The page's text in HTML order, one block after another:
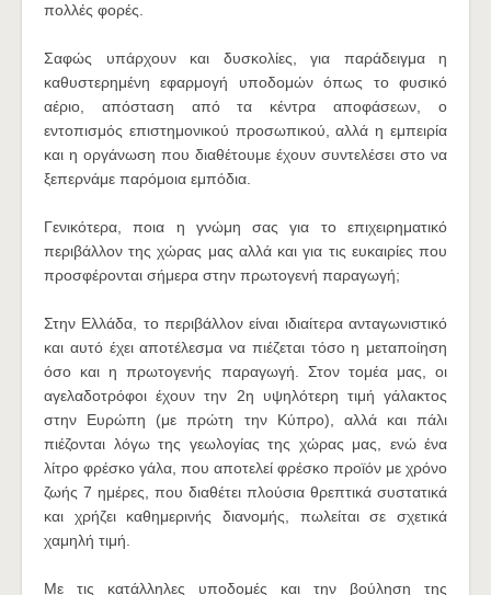
πολλές φορές.
Σαφώς υπάρχουν και δυσκολίες, για παράδειγμα η
καθυστερημένη εφαρμογή υποδομών όπως το φυσικό
αέριο, απόσταση από τα κέντρα αποφάσεων, ο
εντοπισμός επιστημονικού προσωπικού, αλλά η εμπειρία
και η οργάνωση που διαθέτουμε έχουν συντελέσει στο να
ξεπερνάμε παρόμοια εμπόδια.
Γενικότερα, ποια η γνώμη σας για το επιχειρηματικό
περιβάλλον της χώρας μας αλλά και για τις ευκαιρίες που
προσφέρονται σήμερα στην πρωτογενή παραγωγή;
Στην Ελλάδα, το περιβάλλον είναι ιδιαίτερα ανταγωνιστικό
και αυτό έχει αποτέλεσμα να πιέζεται τόσο η μεταποίηση
όσο και η πρωτογενής παραγωγή. Στον τομέα μας, οι
αγελαδοτρόφοι έχουν την 2η υψηλότερη τιμή γάλακτος
στην Ευρώπη (με πρώτη την Κύπρο), αλλά και πάλι
πιέζονται λόγω της γεωλογίας της χώρας μας, ενώ ένα
λίτρο φρέσκο γάλα, που αποτελεί φρέσκο προϊόν με χρόνο
ζωής 7 ημέρες, που διαθέτει πλούσια θρεπτικά συστατικά
και χρήζει καθημερινής διανομής, πωλείται σε σχετικά
χαμηλή τιμή.
Με τις κατάλληλες υποδομές και την βούληση της